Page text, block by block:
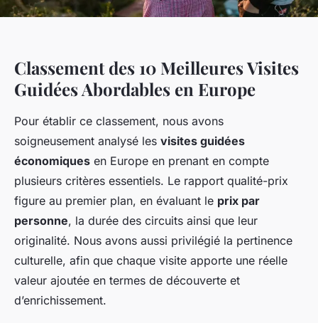
Classement des 10 Meilleures Visites
Guidées Abordables en Europe
Pour établir ce classement, nous avons
soigneusement analysé les visites guidées
économiques en Europe en prenant en compte
plusieurs critères essentiels. Le rapport qualité-prix
figure au premier plan, en évaluant le prix par
personne, la durée des circuits ainsi que leur
originalité. Nous avons aussi privilégié la pertinence
culturelle, afin que chaque visite apporte une réelle
valeur ajoutée en termes de découverte et
d’enrichissement.